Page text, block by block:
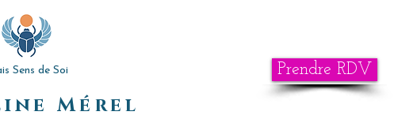
Sens de Soi Prendre RDV
Mérel